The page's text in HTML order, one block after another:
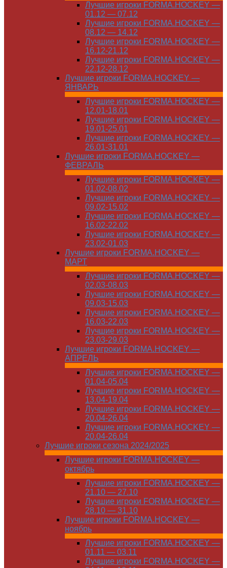
Лучшие игроки FORMA.HOCKEY —
01.12 — 07.12
Лучшие игроки FORMA.HOCKEY —
08.12 — 14.12
Лучшие игроки FORMA.HOCKEY —
16.12-21.12
Лучшие игроки FORMA.HOCKEY —
22.12-28.12
Лучшие игроки FORMA.HOCKEY —
ЯНВАРЬ
Лучшие игроки FORMA.HOCKEY —
12.01-18.01
Лучшие игроки FORMA.HOCKEY —
19.01-25.01
Лучшие игроки FORMA.HOCKEY —
26.01-31.01
Лучшие игроки FORMA.HOCKEY —
ФЕВРАЛЬ
Лучшие игроки FORMA.HOCKEY —
01.02-08.02
Лучшие игроки FORMA.HOCKEY —
09.02-15.02
Лучшие игроки FORMA.HOCKEY —
16.02-22.02
Лучшие игроки FORMA.HOCKEY —
23.02-01.03
Лучшие игроки FORMA.HOCKEY —
МАРТ
Лучшие игроки FORMA.HOCKEY —
02.03-08.03
Лучшие игроки FORMA.HOCKEY —
09.03-15.03
Лучшие игроки FORMA.HOCKEY —
16.03-22.03
Лучшие игроки FORMA.HOCKEY —
23.03-29.03
Лучшие игроки FORMA.HOCKEY —
АПРЕЛЬ
Лучшие игроки FORMA.HOCKEY —
01.04-05.04
Лучшие игроки FORMA.HOCKEY —
13.04-19.04
Лучшие игроки FORMA.HOCKEY —
20.04-26.04
Лучшие игроки FORMA.HOCKEY —
20.04-26.04
Лучшие игроки сезона 2024/2025
Лучшие игроки FORMA.HOCKEY —
октябрь
Лучшие игроки FORMA.HOCKEY —
21.10 — 27.10
Лучшие игроки FORMA.HOCKEY —
28.10 — 31.10
Лучшие игроки FORMA.HOCKEY —
ноябрь
Лучшие игроки FORMA.HOCKEY —
01.11 — 03.11
Лучшие игроки FORMA.HOCKEY —